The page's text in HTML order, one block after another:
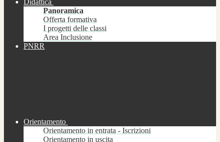
Didattica
Panoramica
Offerta formativa
I progetti delle classi
Area Inclusione
PNRR
Orientamento
Orientamento in entrata - Iscrizioni
Orientamento in uscita